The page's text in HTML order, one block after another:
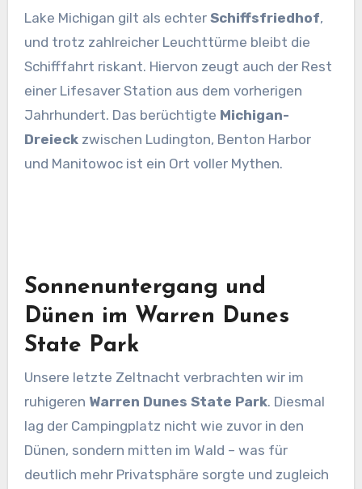
Lake Michigan gilt als echter Schiffsfriedhof,
und trotz zahlreicher Leuchttürme bleibt die
Schifffahrt riskant. Hiervon zeugt auch der Rest
einer Lifesaver Station aus dem vorherigen
Jahrhundert. Das berüchtigte Michigan-
Dreieckzwischen Ludington, Benton Harbor
und Manitowoc ist ein Ort voller Mythen.
Sonnenuntergang und
Dünen im Warren Dunes
State Park
Unsere letzte Zeltnacht verbrachten wir im
ruhigeren Warren Dunes State Park. Diesmal
lag der Campingplatz nicht wie zuvor in den
Dünen, sondern mitten im Wald – was für
deutlich mehr Privatsphäre sorgte und zugleich